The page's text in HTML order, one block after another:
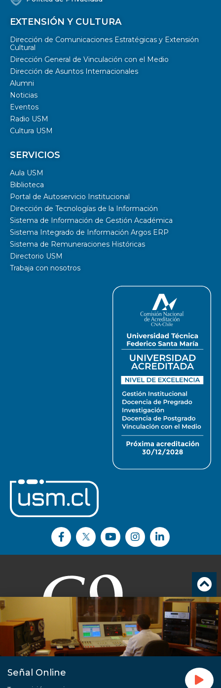
EXTENSIÓN Y CULTURA
Dirección de Comunicaciones Estratégicas y Extensión
Cultural
Dirección General de Vinculación con el Medio
Dirección de Asuntos Internacionales
Alumni
Noticias
Eventos
Radio USM
Cultura USM
SERVICIOS
Aula USM
Biblioteca
Portal de Autoservicio Institucional
Dirección de Tecnologías de la Información
Sistema de Información de Gestión Académica
Sistema Integrado de Información Argos ERP
Sistema de Remuneraciones Históricas
Directorio USM
Trabaja con nosotros
Señal Online